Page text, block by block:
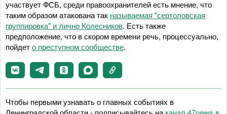
участвует ФСБ, среди правоохранителей есть мнение, что
таким образом атакована так называемая "сертоловская
группировка" и лично Колесников. Есть также
предположение, что в скором времени речь, процессуально,
пойдето преступном сообществе.
Чтобы первыми узнавать о главных событиях в